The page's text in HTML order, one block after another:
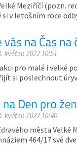
Meziříčí (pozn.
si v letošním roce
vás na Čas na
květen 2022 10:51
pro malé i velké
si poslechnout
Den pro
květen 2022 10:40
města Velké
464/17 své